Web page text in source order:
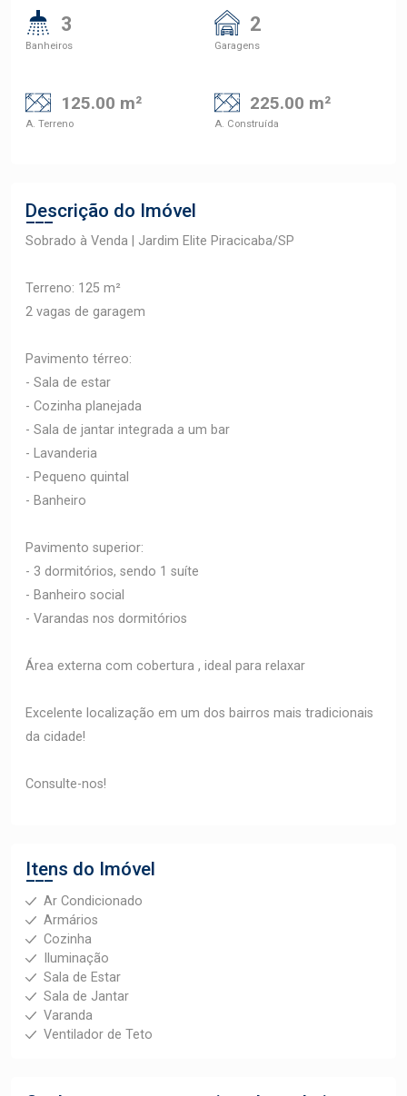
3
Banheiros
2
Garagens
125.00 m²
A. Terreno
225.00 m²
A. Construída
Descrição do Imóvel
Sobrado à Venda | Jardim Elite Piracicaba/SP
Terreno: 125 m²
2 vagas de garagem
Pavimento térreo:
- Sala de estar
- Cozinha planejada
- Sala de jantar integrada a um bar
- Lavanderia
- Pequeno quintal
- Banheiro
Pavimento superior:
- 3 dormitórios, sendo 1 suíte
- Banheiro social
- Varandas nos dormitórios
Área externa com cobertura , ideal para relaxar
Excelente localização em um dos bairros mais tradicionais
da cidade!
Consulte-nos!
Itens do Imóvel
Ar Condicionado
Armários
Cozinha
Iluminação
Sala de Estar
Sala de Jantar
Varanda
Ventilador de Teto